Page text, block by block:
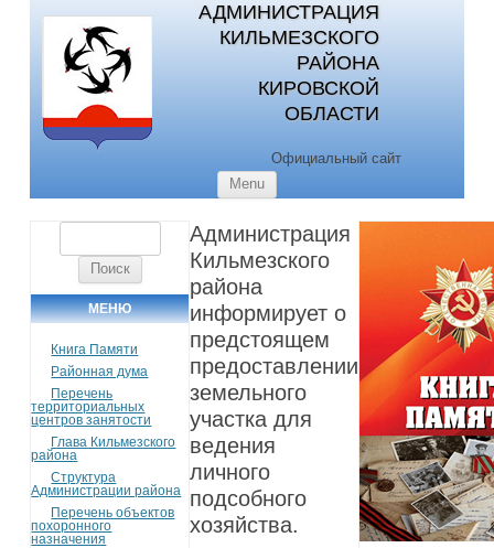
АДМИНИСТРАЦИЯ
КИЛЬМЕЗСКОГО
РАЙОНА
КИРОВСКОЙ
ОБЛАСТИ
Официальный сайт
Menu
МЕНЮ
Книга Памяти
Районная дума
Перечень
территориальных
центров занятости
Глава Кильмезского
района
Структура
Администрации района
Перечень объектов
похоронного
назначения
Администрация
Кильмезского
района
информирует о
предстоящем
предоставлении
земельного
участка для
ведения
личного
подсобного
хозяйства.